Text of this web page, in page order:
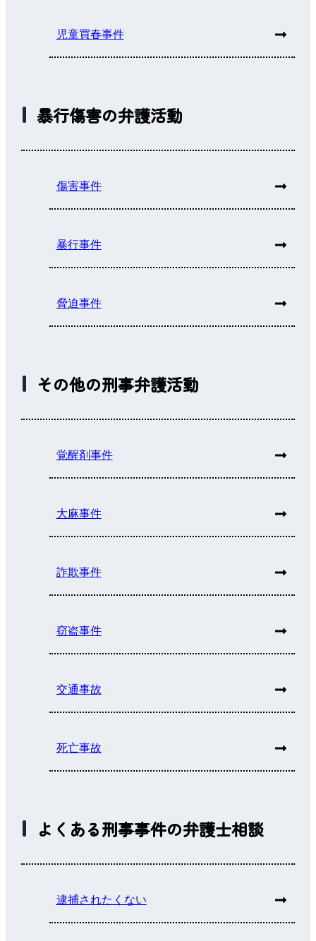
児童買春事件
暴行傷害の弁護活動
傷害事件
暴行事件
脅迫事件
その他の刑事弁護活動
覚醒剤事件
大麻事件
詐欺事件
窃盗事件
交通事故
死亡事故
よくある刑事事件の弁護士相談
逮捕されたくない